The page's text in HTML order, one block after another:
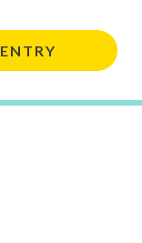
ENTRY